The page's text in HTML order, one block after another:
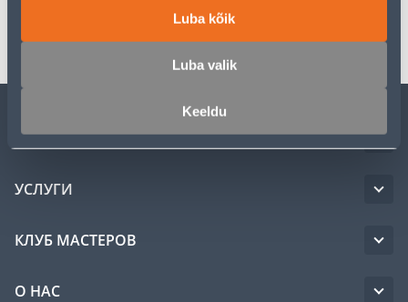
Luba kõik
Luba valik
Keeldu
ОБСЛУЖИВАНИЕ ЧАСТНЫХ КЛИЕНТОВ
УСЛУГИ
КЛУБ МАСТЕРОВ
О НАС